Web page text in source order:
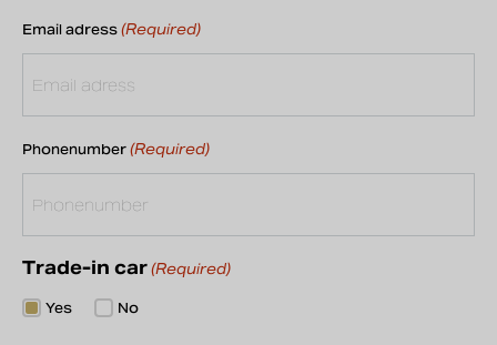
Email adress (Required)
Phonenumber (Required)
Trade-in car(Required)
Yes No